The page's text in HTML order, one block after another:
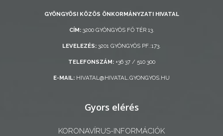
ÉPÜLŐ
VÁROS
KÖRNYEZETVÉDELEM
TELEPÜLÉSRENDEZÉS
STRATÉGIÁK
GYÖNGYÖSI KÖZÖS ÖNKORMÁNYZATI HIVATAL
CÍM:3200 GYÖNGYÖS FŐ TÉR 13.
LEVELEZÉS: 3201 GYÖNGYÖS PF.:173.
TELEFONSZÁM:+36 37 / 510 300
E-MAIL: HIVATAL@HIVATAL.GYONGYOS.HU
Gyors elérés
KORONAVÍRUS-INFORMÁCIÓK